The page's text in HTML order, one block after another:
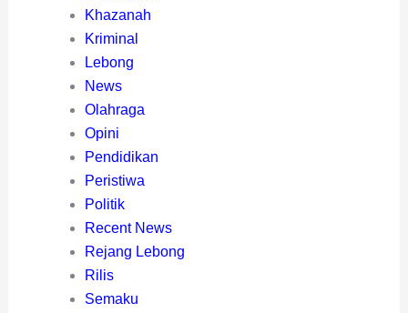
Khazanah
Kriminal
Lebong
News
Olahraga
Opini
Pendidikan
Peristiwa
Politik
Recent News
Rejang Lebong
Rilis
Semaku